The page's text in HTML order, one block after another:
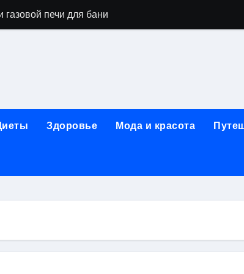
печи для бани
применения GPU-серверов
обучения и актуальные профессиональные
реабилитации при алкогольной
принципы, показания и этапы установки
Здоровье Мода и красота